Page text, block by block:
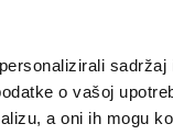
o vašoj
a oni ih mogu